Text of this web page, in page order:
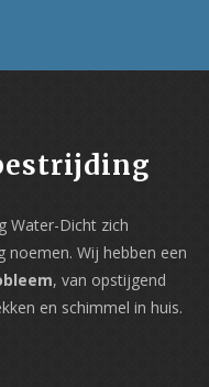
Water-Dicht zich
noemen. Wij hebben een
, van opstijgend
en schimmel in huis.